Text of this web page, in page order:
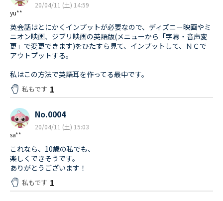
yu**
20/04/11 (土) 14:59
英会話はとにかくインプットが必要なので、ディズニー映画やミ
ニオン映画、ジブリ映画の英語版(メニューから「字幕・音声変
更」で変更できます)をひたすら見て、インプットして、ＮＣで
アウトプットする。
私はこの方法で英語耳を作ってる最中です。
私もです 1
sa**
No.0004
20/04/11 (土) 15:03
これなら、10歳の私でも、
楽しくできそうです。
ありがとうございます！
私もです 1